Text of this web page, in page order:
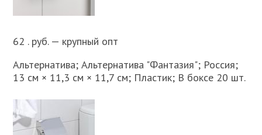
62 . руб. — крупный опт
Альтернатива; Альтернатива "Фантазия"; Россия;
13 см × 11,3 см × 11,7 см; Пластик; В боксе 20 шт.